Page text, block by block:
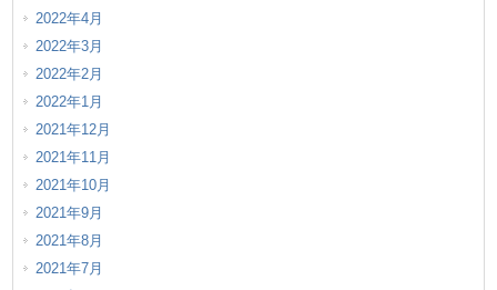
2022年4月
2022年3月
2022年2月
2022年1月
2021年12月
2021年11月
2021年10月
2021年9月
2021年8月
2021年7月